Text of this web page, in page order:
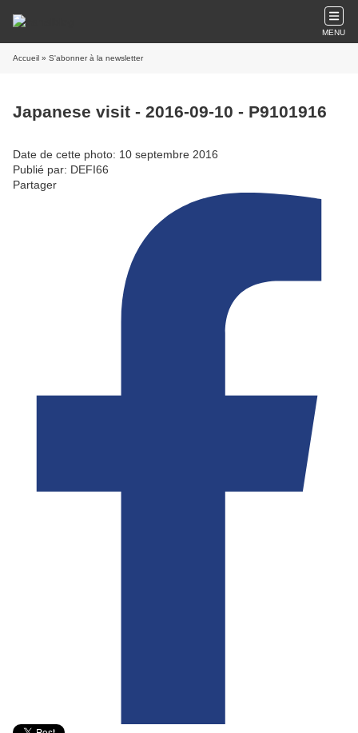
MENU
Accueil » S'abonner à la newsletter
Japanese visit - 2016-09-10 - P9101916
Date de cette photo: 10 septembre 2016
Publié par: DEFI66
Partager